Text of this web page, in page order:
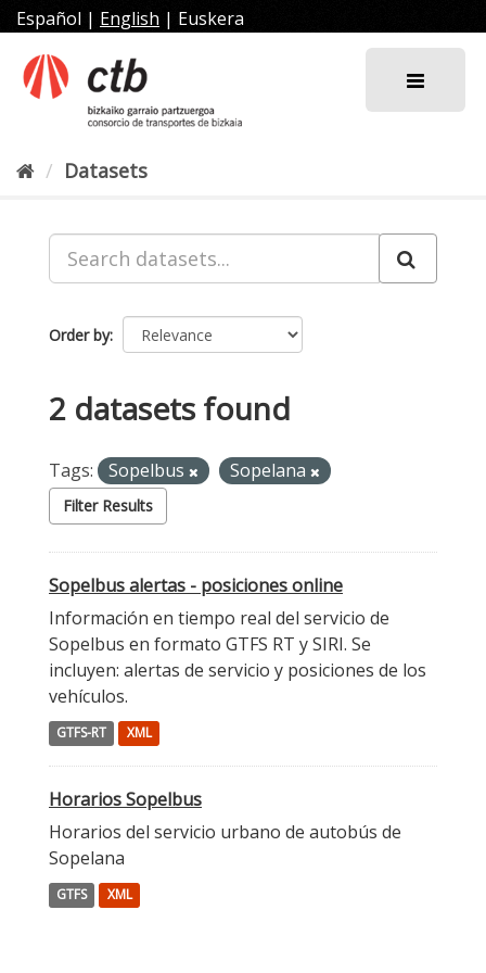
Skip
to
content
Español | English | Euskera
Datasets
Order by
2 datasets found
Tags: Sopelbus Sopelana
Filter Results
Sopelbus alertas - posiciones online
Información en tiempo real del servicio de
Sopelbus en formato GTFS RT y SIRI. Se
incluyen: alertas de servicio y posiciones de los
vehículos.
GTFS-RT XML
Horarios Sopelbus
Horarios del servicio urbano de autobús de
Sopelana
GTFS XML